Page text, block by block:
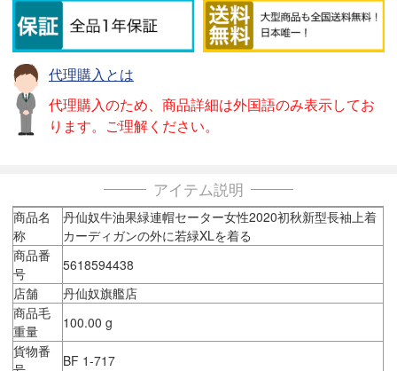
代理購入とは
代理購入のため、商品詳細は外国語のみ表示してお
ります。ご理解ください。
アイテム説明
商品名
称
丹仙奴牛油果緑連帽セーター女性2020初秋新型長袖上着
カーディガンの外に若緑XLを着る
商品番
号
5618594438
店舗
丹仙奴旗艦店
商品毛
重量
100.00 g
貨物番
BF 1-717